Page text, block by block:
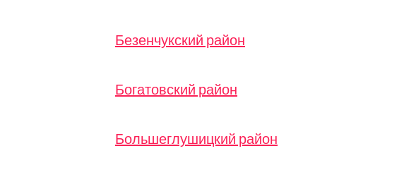
Безенчукский район
Богатовский район
Большеглушицкий район